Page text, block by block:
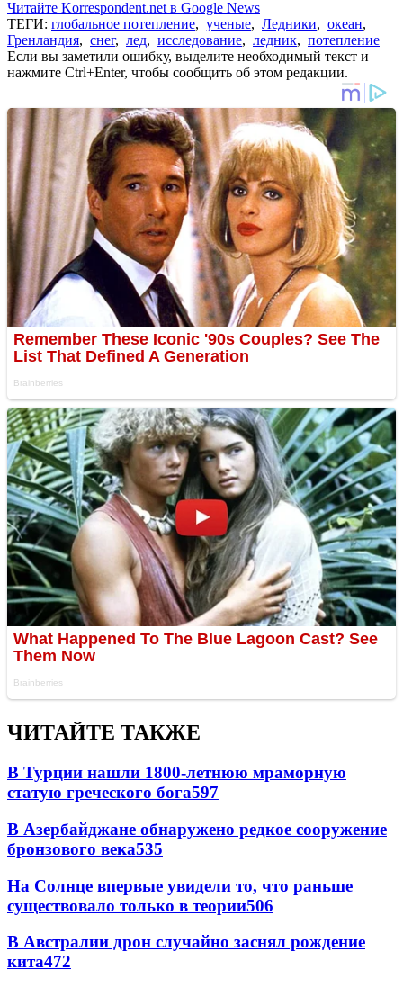
Читайте Korrespondent.net в Google News
ТЕГИ: глобальное потепление, ученые, Ледники, океан,
Гренландия, снег, лед, исследование, ледник, потепление
Если вы заметили ошибку, выделите необходимый текст и
нажмите Ctrl+Enter, чтобы сообщить об этом редакции.
ЧИТАЙТЕ ТАКЖЕ
В Турции нашли 1800-летнюю мраморную
статую греческого бога597
В Азербайджане обнаружено редкое сооружение
бронзового века535
На Солнце впервые увидели то, что раньше
существовало только в теории506
В Австралии дрон случайно заснял рождение
кита472